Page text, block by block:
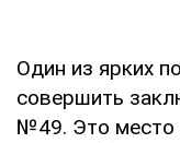
Один из ярких
совершить
№49. Это место